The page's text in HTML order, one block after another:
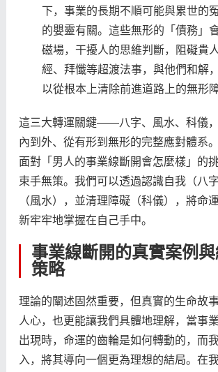
下，事業的長期不順可能與累世的
的嬰靈有關。這些無形的「債務」
磁場，干擾人的思維判斷，阻礙貴
經、拜懺等超渡法事，與他們和解
以從根本上清除前進道路上的無形障
這三大轉運關鍵——八字、風水、科儀
內到外、從有形到無形的完整應對體系
面對「男人的事業線斷開會怎麼樣」的
束手無策。我們可以透過認識自我（八
（風水），並清理障礙（科儀），將命
新牢牢地掌握在自己手中。
事業線斷開的真實案例
策略
理論的闡述固然重要，但真實的生命故
人心，也更能讓我們具體地理解，當事
出現時，命運的齒輪是如何轉動的，而
入，將其導向一個更為理想的結局。在